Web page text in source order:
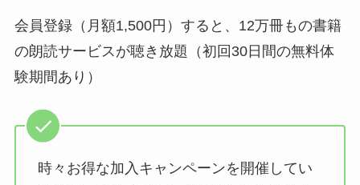
会員登録（月額1,500円）すると、12万冊もの書籍
の朗読サービスが聴き放題（初回30日間の無料体
験期間あり）
時々お得な加入キャンペーンを開催してい